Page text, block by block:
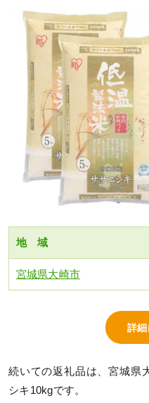
地 域
宮城県大崎市
詳
続いての返礼品は、宮城県
シキ10kgです。